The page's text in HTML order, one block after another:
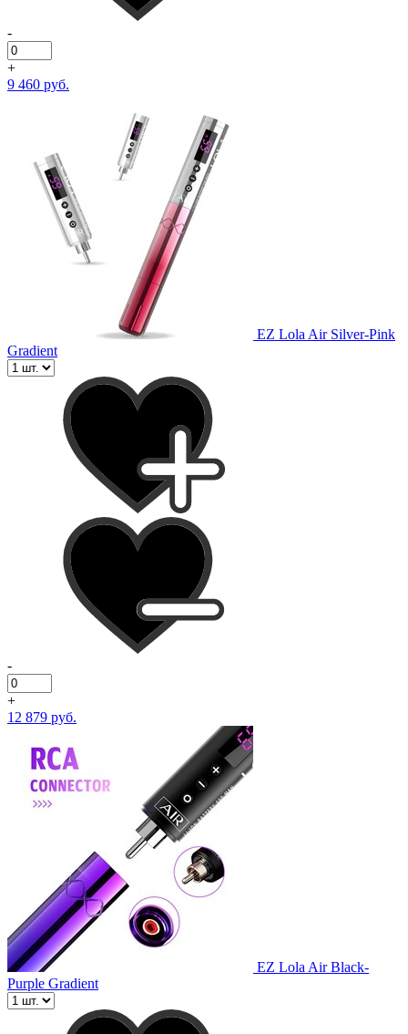
-
+
9 460 руб.
EZ Lola Air Silver-Pink
Gradient
-
+
12 879 руб.
EZ Lola Air Black-
Purple Gradient